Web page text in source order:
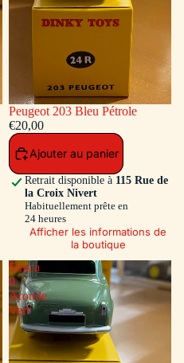
Peugeot 203 Bleu Pétrole
€20,00
Ajouter au panier
Retrait disponible à 115 Rue de
la Croix Nivert
Habituellement prête en
24 heures
Afficher les informations de
la boutique
Simca
9
Aronde
Vert